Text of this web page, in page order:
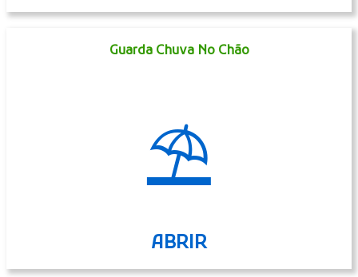
Guarda Chuva No Chão
⛱
ABRIR